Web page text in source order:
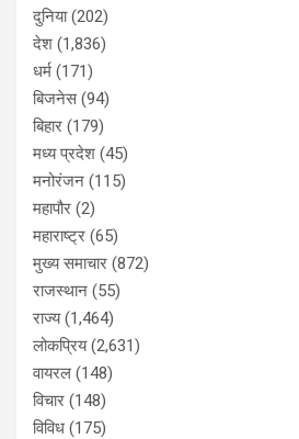
दुनिया(202)
देश (1,836)
धर्म (171)
बिजनेस(94)
बिहार (179)
मध्य प्रदेश (45)
मनोरंजन (115)
महापौर (2)
महाराष्ट्र (65)
मुख्य समाचार (872)
राजस्थान (55)
राज्य(1,464)
लोकप्रिय(2,631)
वायरल (148)
विचार (148)
विविध (175)